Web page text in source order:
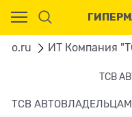
ИТ Компания
ТСВ
ТСВ АВТОВЛАДЕЛЬЦАМ
Ваш город - Москва,
угадали?
ДА НЕТ